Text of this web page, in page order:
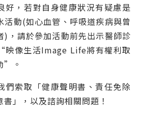
好，若對自身健康狀況有疑慮是
活動(如心血管、呼吸道疾病與曾
)，請於參加活動前先出示醫師診
映像生活Image Life將有權利取
”。
們索取「健康聲明書、責任免除
」，以及諮詢相關問題！